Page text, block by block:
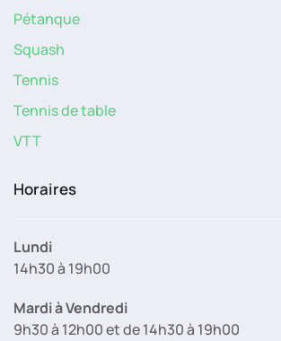
Pétanque
Squash
Tennis
Tennis de table
VTT
Horaires
Lundi
14h30 à 19h00
Mardi à Vendredi
9h30 à 12h00 et de 14h30 à 19h00